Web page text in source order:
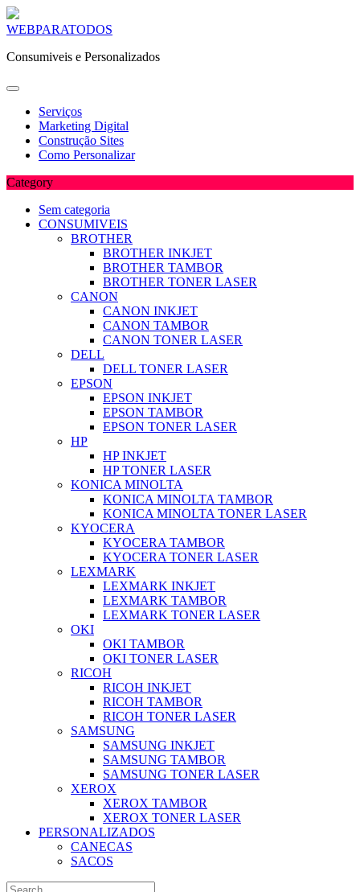
Skip
content
WEBPARATODOS
Consumiveis e Personalizados
Serviços
Marketing Digital
Construção Sites
Como Personalizar
Category
Sem categoria
CONSUMIVEIS
BROTHER
BROTHER INKJET
BROTHER TAMBOR
BROTHER TONER LASER
CANON
CANON INKJET
CANON TAMBOR
CANON TONER LASER
DELL
DELL TONER LASER
EPSON
EPSON INKJET
EPSON TAMBOR
EPSON TONER LASER
HP
HP INKJET
HP TONER LASER
KONICA MINOLTA
KONICA MINOLTA TAMBOR
KONICA MINOLTA TONER LASER
KYOCERA
KYOCERA TAMBOR
KYOCERA TONER LASER
LEXMARK
LEXMARK INKJET
LEXMARK TAMBOR
LEXMARK TONER LASER
OKI
OKI TAMBOR
OKI TONER LASER
RICOH
RICOH INKJET
RICOH TAMBOR
RICOH TONER LASER
SAMSUNG
SAMSUNG INKJET
SAMSUNG TAMBOR
SAMSUNG TONER LASER
XEROX
XEROX TAMBOR
XEROX TONER LASER
PERSONALIZADOS
CANECAS
SACOS